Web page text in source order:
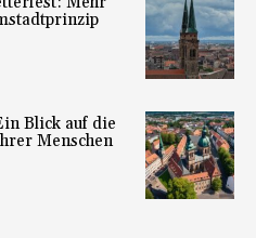
Blick auf die
Menschen